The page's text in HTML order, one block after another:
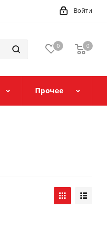
Войти
0 0
Прочее